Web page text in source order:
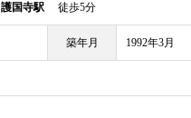
護国寺駅 徒歩5分
築年月 1992年3月